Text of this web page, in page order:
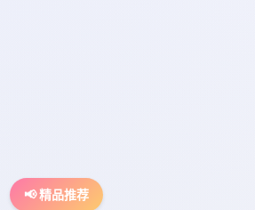
📢 精品推荐